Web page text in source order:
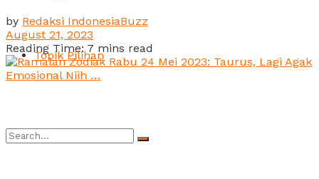
Topik Pilihan
by Redaksi IndonesiaBuzz
August 21, 2023
Reading Time: 7 mins read